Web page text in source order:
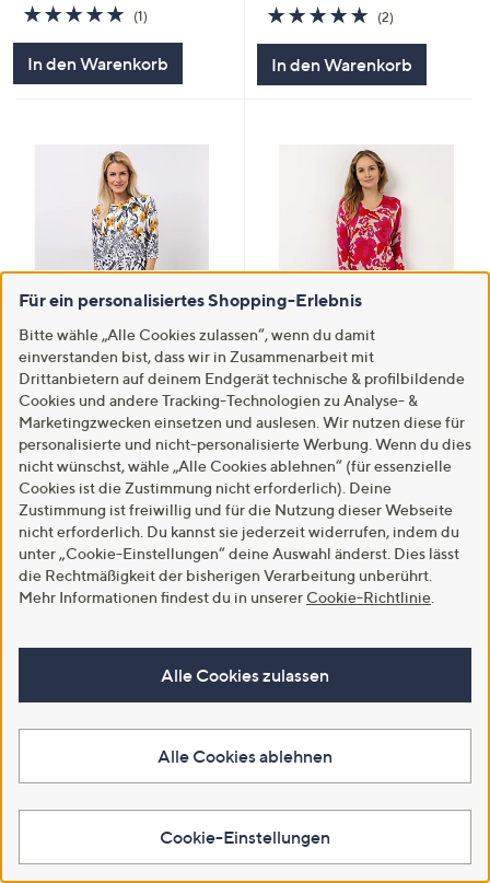
5.0
von
(1)1
In den Warenkorb
5.0
von
(2)2
In den Warenkorb
SALE
CASHMASOFT Pullover, 3/4-
Arm Rundhalsausschnitt
Cashmeregriff Allover-Blumen-
Druck
€ 28,99
5.0
von
5
(1)1
Bewertungen
In den Warenkorb
SALE
CASHMASOFT Pullover, 1/1-Arm
V-Ausschnitt Cashmeregriff
Allover-Druck
€ 23,99
5.0
von
5
(1)1
Bewertungen
In den Warenkorb
SALE
CASHMASOFT Pullover
SALE
CASHMASOFT Pullover
Cashmeregriff Allover-Druck
Für ein personalisiertes Shopping-Erlebnis
Bitte wähle „Alle Cookies zulassen“, wenn du damit
einverstanden bist, dass wir in Zusammenarbeit mit
Drittanbietern auf deinem Endgerät technische & profilbildende
Cookies und andere Tracking-Technologien zu Analyse- &
Marketingzwecken einsetzen und auslesen. Wir nutzen diese für
personalisierte und nicht-personalisierte Werbung. Wenn du dies
nicht wünschst, wähle „Alle Cookies ablehnen“ (für essenzielle
Cookies ist die Zustimmung nicht erforderlich). Deine
Zustimmung ist freiwillig und für die Nutzung dieser Webseite
nicht erforderlich. Du kannst sie jederzeit widerrufen, indem du
unter „Cookie-Einstellungen“ deine Auswahl änderst. Dies lässt
die Rechtmäßigkeit der bisherigen Verarbeitung unberührt.
Mehr Informationen findest du in unserer Cookie-Richtlinie
Alle Cookies zulassen
Alle Cookies ablehnen
Cookie-Einstellungen